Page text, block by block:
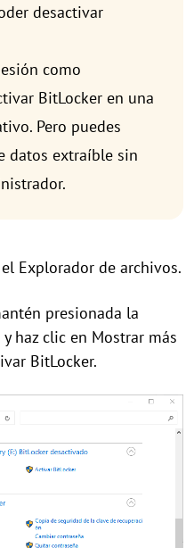
desactivar
como
BitLocker en una
Pero puedes
datos extraíble sin
Explorador de archivos.
presionada la
haz clic en Mostrar más
BitLocker.